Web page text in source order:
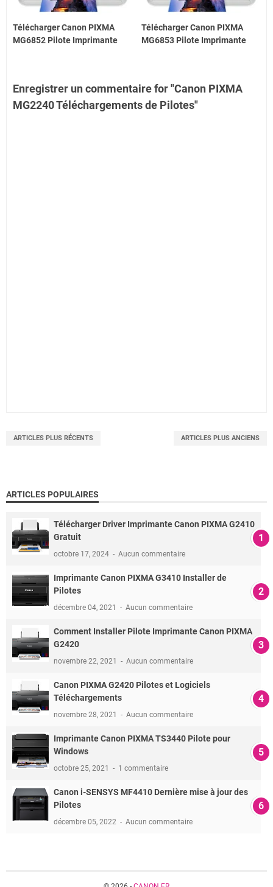
Télécharger Canon PIXMA
MG6852 Pilote Imprimante
Télécharger Canon PIXMA
MG6853 Pilote Imprimante
Enregistrer un commentaire for "Canon PIXMA
MG2240 Téléchargements de Pilotes"
ARTICLES PLUS RÉCENTS ARTICLES PLUS ANCIENS
ARTICLES POPULAIRES
Télécharger Driver Imprimante Canon PIXMA G2410
Gratuit
octobre 17, 2024 Aucun commentaire
Imprimante Canon PIXMA G3410 Installer de
Pilotes
décembre 04, 2021 Aucun commentaire
Comment Installer Pilote Imprimante Canon PIXMA
G2420
novembre 22, 2021 Aucun commentaire
Canon PIXMA G2420 Pilotes et Logiciels
Téléchargements
novembre 28, 2021 Aucun commentaire
Imprimante Canon PIXMA TS3440 Pilote pour
Windows
octobre 25, 2021 1 commentaire
Canon i-SENSYS MF4410 Dernière mise à jour des
Pilotes
décembre 05, 2022 Aucun commentaire